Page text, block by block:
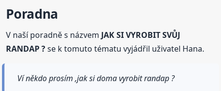
Poradna
V naší poradně s názvem JAK SI VYROBIT SVŮJ
RANDAP ?se k tomuto tématu vyjádřil uživatel Hana.
Ví někdo prosím ,jak si doma vyrobit randap ?